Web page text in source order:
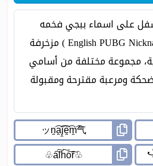
على اسماء ببجي فخمه
للشباب ( English PUBG Nicknames For Boys ) مزخرفة
مجموعة مختلفة من أسامي
ومرعبة مقترحة ومقبولة